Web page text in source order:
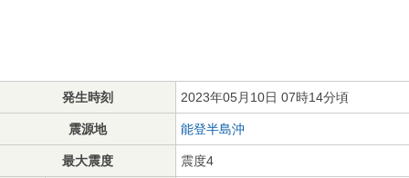
発生時刻 2023年05月10日 07時14分頃
震源地 能登半島沖
最大震度 震度4